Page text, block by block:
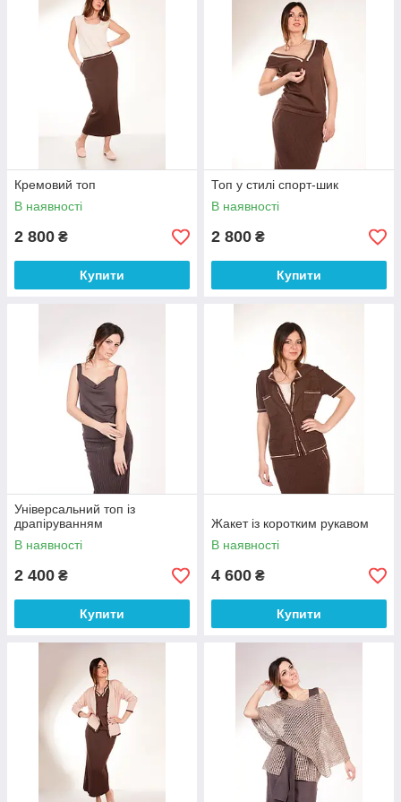
Кремовий топ
В наявності
2 800 ₴
Купити
Топ у стилі спорт-шик
В наявності
2 800 ₴
Купити
Універсальний топ із
драпіруванням
В наявності
2 400 ₴
Купити
Жакет із коротким рукавом
В наявності
4 600 ₴
Купити